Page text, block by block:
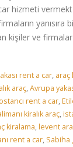
hizmeti
yanısıra
kişiler ve
rent a car, araç
araç,Avrupa
rent a car,
kiralık araç,
kiralama,levent
rent a car, Sabiha